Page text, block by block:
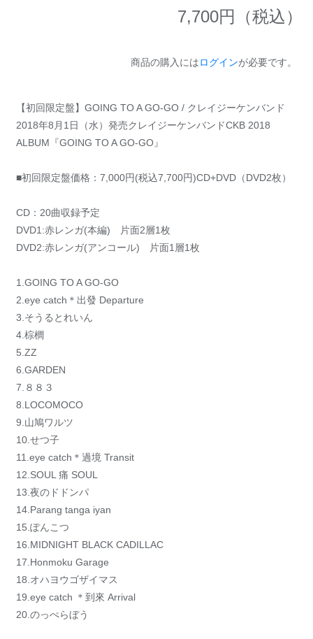
7,700円（税込）
商品の購入にはログインが必要です。
【初回限定盤】GOING TO A GO-GO / クレイジーケンバンド
2018年8月1日（水）発売クレイジーケンバンドCKB 2018
ALBUM『GOING TO A GO-GO』
■初回限定盤価格：7,000円(税込7,700円)CD+DVD（DVD2枚）
CD：20曲収録予定
DVD1:赤レンガ(本編) 片面2層1枚
DVD2:赤レンガ(アンコール) 片面1層1枚
1.GOING TO A GO-GO
2.eye catch＊出發 Departure
3.そうるとれいん
4.棕櫚
5.ZZ
6.GARDEN
7.８８３
8.LOCOMOCO
9.山鳩ワルツ
10.せつ子
11.eye catch＊過境 Transit
12.SOUL 痛 SOUL
13.夜のドドンパ
14.Parang tanga iyan
15.ぽんこつ
16.MIDNIGHT BLACK CADILLAC
17.Honmoku Garage
18.オハヨウゴザイマス
19.eye catch ＊到來 Arrival
20.のっぺらぼう